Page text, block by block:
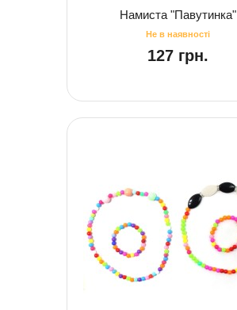
Намиста "Павутинка"
127 грн.